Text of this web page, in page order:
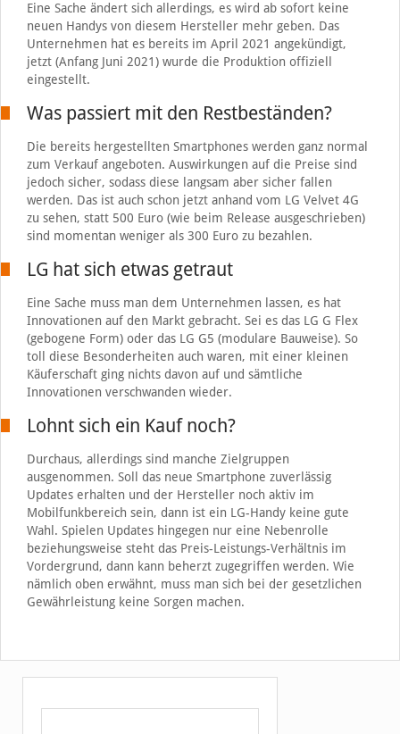
Eine Sache ändert sich allerdings, es wird ab sofort keine
neuen Handys von diesem Hersteller mehr geben. Das
Unternehmen hat es bereits im April 2021 angekündigt,
jetzt (Anfang Juni 2021) wurde die Produktion offiziell
eingestellt.
Was passiert mit den Restbeständen?
Die bereits hergestellten Smartphones werden ganz normal
zum Verkauf angeboten. Auswirkungen auf die Preise sind
jedoch sicher, sodass diese langsam aber sicher fallen
werden. Das ist auch schon jetzt anhand vom LG Velvet 4G
zu sehen, statt 500 Euro (wie beim Release ausgeschrieben)
sind momentan weniger als 300 Euro zu bezahlen.
LG hat sich etwas getraut
Eine Sache muss man dem Unternehmen lassen, es hat
Innovationen auf den Markt gebracht. Sei es das LG G Flex
(gebogene Form) oder das LG G5 (modulare Bauweise). So
toll diese Besonderheiten auch waren, mit einer kleinen
Käuferschaft ging nichts davon auf und sämtliche
Innovationen verschwanden wieder.
Lohnt sich ein Kauf noch?
Durchaus, allerdings sind manche Zielgruppen
ausgenommen. Soll das neue Smartphone zuverlässig
Updates erhalten und der Hersteller noch aktiv im
Mobilfunkbereich sein, dann ist ein LG-Handy keine gute
Wahl. Spielen Updates hingegen nur eine Nebenrolle
beziehungsweise steht das Preis-Leistungs-Verhältnis im
Vordergrund, dann kann beherzt zugegriffen werden. Wie
nämlich oben erwähnt, muss man sich bei der gesetzlichen
Gewährleistung keine Sorgen machen.